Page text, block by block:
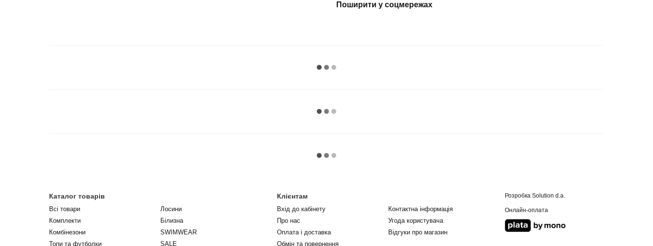
Поширити у соцмережах
Каталог товарів
Всі товари
Комплекти
Комбінезони
Топи та футболки
Лосини
Білизна
SWIMWEAR
SALE
Клієнтам
Вхід до кабінету
Про нас
Оплата і доставка
Обмін та повернення
Контактна інформація
Угода користувача
Відгуки про магазин
Розробка Solution d.a.
Онлайн-оплата